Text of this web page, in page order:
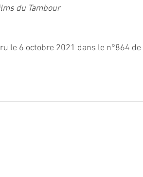
du Tambour
le 6 octobre 2021 dans le n°864 de